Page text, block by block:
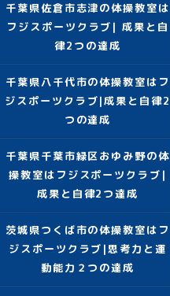
千葉県佐倉市志津の体操教室は
フジスポーツクラブ| 成果と自
律2つの達成
千葉県八千代市の体操教室はフ
ジスポーツクラブ|成果と自律2
つの達成
千葉県千葉市緑区おゆみ野の体
操教室はフジスポーツクラブ|
成果と自律2つ達成
茨城県つくば市の体操教室はフ
ジスポーツクラブ|思考力と運
動能力２つの達成